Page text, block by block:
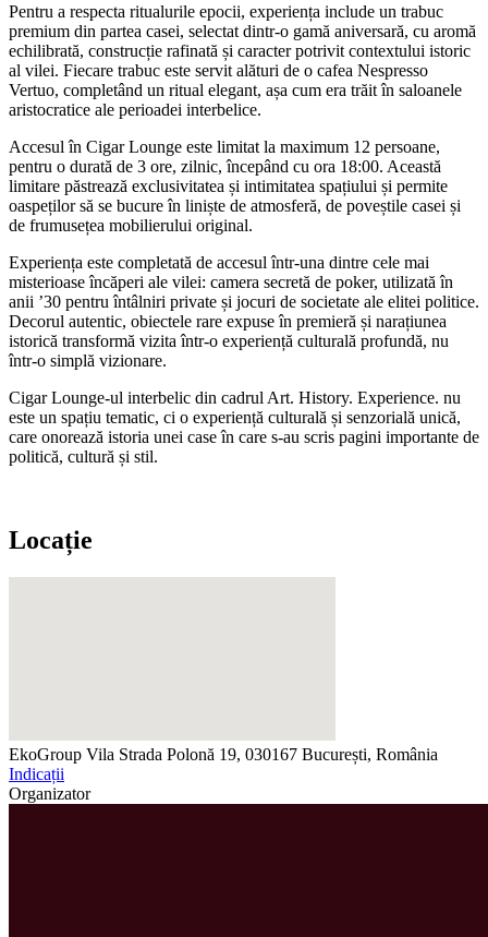
Pentru a respecta ritualurile epocii, experiența include un trabuc
premium din partea casei, selectat dintr-o gamă aniversară, cu aromă
echilibrată, construcție rafinată și caracter potrivit contextului istoric
al vilei. Fiecare trabuc este servit alături de o cafea Nespresso
Vertuo, completând un ritual elegant, așa cum era trăit în saloanele
aristocratice ale perioadei interbelice.
Accesul în Cigar Lounge este limitat la maximum 12 persoane,
pentru o durată de 3 ore, zilnic, începând cu ora 18:00. Această
limitare păstrează exclusivitatea și intimitatea spațiului și permite
oaspeților să se bucure în liniște de atmosferă, de poveștile casei și
de frumusețea mobilierului original.
Experiența este completată de accesul într-una dintre cele mai
misterioase încăperi ale vilei: camera secretă de poker, utilizată în
anii ’30 pentru întâlniri private și jocuri de societate ale elitei politice.
Decorul autentic, obiectele rare expuse în premieră și narațiunea
istorică transformă vizita într-o experiență culturală profundă, nu
într-o simplă vizionare.
Cigar Lounge-ul interbelic din cadrul Art. History. Experience. nu
este un spațiu tematic, ci o experiență culturală și senzorială unică,
care onorează istoria unei case în care s-au scris pagini importante de
politică, cultură și stil.
Locație
EkoGroup Vila Strada Polonă 19, 030167 București, România
Indicații
Organizator